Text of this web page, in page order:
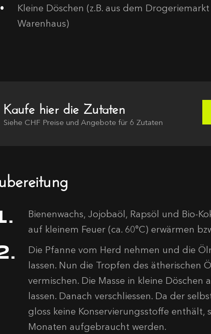
Kleine Döschen (z.B. aus dem
Warenhaus)
Kaufe hier die Zutaten
Siehe CHF Preise und Angebote für 6 Zutaten
Bienenwachs, Jojobaöl, Rapsöl und Bio-
auf kleinem Feuer (ca. 60°C) erwärmen
Die Pfanne vom Herd nehmen und die
lassen. Nun die Tropfen des ätherischen
vermischen. Die Masse in kleine
lassen. Danach verschliessen. Da der
gloss keine Konservierungsstoffe enthält,
Monaten aufgebraucht werden.